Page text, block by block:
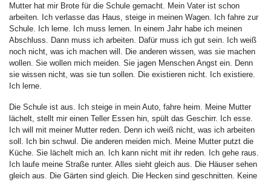
Mutter hat mir Brote für die Schule gemacht. Mein Vater ist schon
arbeiten. Ich verlasse das Haus, steige in meinen Wagen. Ich fahre zur
Schule. Ich lerne. Ich muss lernen. In einem Jahr habe ich meinen
Abschluss. Dann muss ich arbeiten. Dafür muss ich gut sein. Ich weiß
noch nicht, was ich machen will. Die anderen wissen, was sie machen
wollen. Sie wollen mich meiden. Sie jagen Menschen Angst ein. Denn
sie wissen nicht, was sie tun sollen. Die existieren nicht. Ich existiere.
Ich lerne.
Die Schule ist aus. Ich steige in mein Auto, fahre heim. Meine Mutter
lächelt, stellt mir einen Teller Essen hin, spült das Geschirr. Ich esse.
Ich will mit meiner Mutter reden. Denn ich weiß nicht, was ich arbeiten
soll. Ich bin schwul. Die anderen meiden mich. Meine Mutter putzt die
Küche. Sie lächelt mich an. Ich kann nicht mit ihr reden. Ich gehe raus.
Ich laufe meine Straße runter. Alles sieht gleich aus. Die Häuser sehen
gleich aus. Die Gärten sind gleich. Die Hecken sind geschnitten. Keine